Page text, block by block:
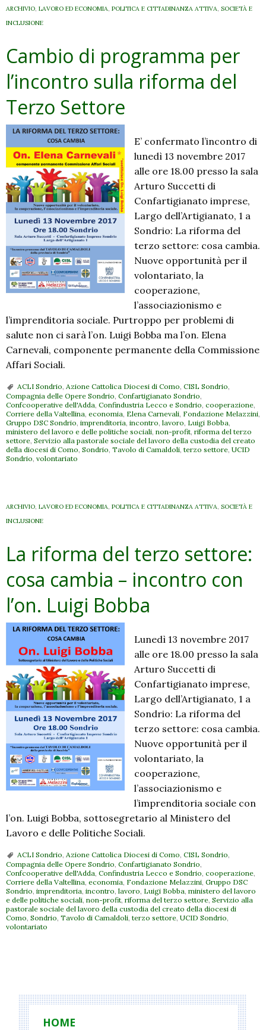
ARCHIVIO, LAVORO ED ECONOMIA, POLITICA E CITTADINANZA ATTIVA, SOCIETÀ E
INCLUSIONE
Cambio di programma per
l’incontro sulla riforma del
Terzo Settore
E’ confermato l’incontro di
lunedì 13 novembre 2017
alle ore 18.00 presso la sala
Arturo Succetti di
Confartigianato imprese,
Largo dell’Artigianato, 1 a
Sondrio: La riforma del
terzo settore: cosa cambia.
Nuove opportunità per il
volontariato, la
cooperazione,
l’associazionismo e
l’imprenditoria sociale. Purtroppo per problemi di
salute non ci sarà l’on. Luigi Bobba ma l’on. Elena
Carnevali, componente permanente della Commissione
Affari Sociali.
ACLI Sondrio Azione Cattolica Diocesi di Como CISL Sondrio
Compagnia delle Opere Sondrio Confartigianato Sondrio
Confcooperative dell'Adda Confindustria Lecco e Sondrio cooperazione
Corriere della Valtellina economia Elena Carnevali Fondazione Melazzini
Gruppo DSC Sondrio imprenditoria incontro lavoro Luigi Bobba
ministero del lavoro e delle politiche sociali non-profit, riforma del terzo
settore Servizio alla pastorale sociale del lavoro della custodia del creato
della diocesi di Como Sondrio Tavolo di Camaldoli terzo settore UCID
Sondrio volontariato
ARCHIVIO, LAVORO ED ECONOMIA, POLITICA E CITTADINANZA ATTIVA, SOCIETÀ E
INCLUSIONE
La riforma del terzo settore:
cosa cambia – incontro con
l’on. Luigi Bobba
Lunedì 13 novembre 2017
alle ore 18.00 presso la sala
Arturo Succetti di
Confartigianato imprese,
Largo dell’Artigianato, 1 a
Sondrio: La riforma del
terzo settore: cosa cambia.
Nuove opportunità per il
volontariato, la
cooperazione,
l’associazionismo e
l’imprenditoria sociale con
l’on. Luigi Bobba, sottosegretario al Ministero del
Lavoro e delle Politiche Sociali.
ACLI Sondrio Azione Cattolica Diocesi di Como CISL Sondrio
Compagnia delle Opere Sondrio Confartigianato Sondrio
Confcooperative dell'Adda Confindustria Lecco e Sondrio cooperazione
Corriere della Valtellina economia Fondazione Melazzini Gruppo DSC
Sondrio imprenditoria incontro lavoro Luigi Bobba ministero del lavoro
e delle politiche sociali non-profit, riforma del terzo settore Servizio alla
pastorale sociale del lavoro della custodia del creato della diocesi di
Como Sondrio Tavolo di Camaldoli terzo settore UCID Sondrio
volontariato
HOME